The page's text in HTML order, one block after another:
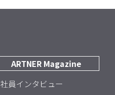
ARTNER Magazine
社員インタビュー